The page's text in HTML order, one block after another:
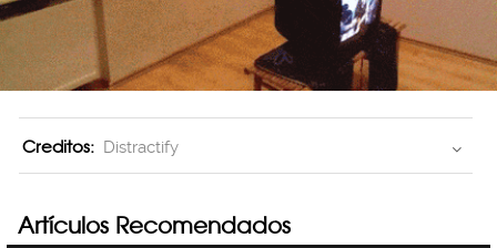
Creditos: Distractify
Artículos Recomendados